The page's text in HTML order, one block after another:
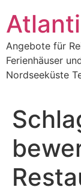
Inhalt
springen
Angebote für
Ferienhäuser
Nordseeküste